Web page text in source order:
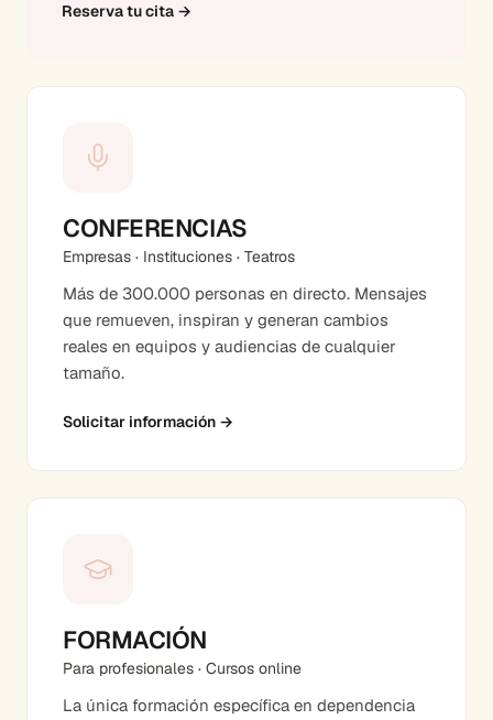
Reserva tu cita →
CONFERENCIAS
Empresas · Instituciones · Teatros
Más de 300.000 personas en directo. Mensajes
que remueven, inspiran y generan cambios
reales en equipos y audiencias de cualquier
tamaño.
Solicitar información →
FORMACIÓN
Para profesionales · Cursos online
La única formación específica en dependencia